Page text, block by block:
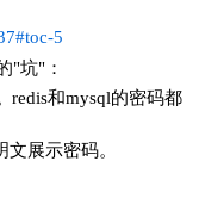
5
"坑"：
redis和mysql的密码都
文展示密码。